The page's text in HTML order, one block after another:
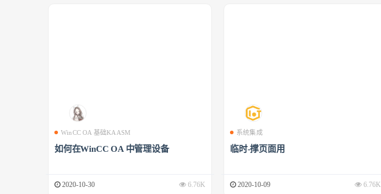
WinCC OA 基础KAASM
如何在WinCC OA 中管理设备
2020-10-30 6.76K
系统集成
临时-撑页面用
2020-10-09 6.76K